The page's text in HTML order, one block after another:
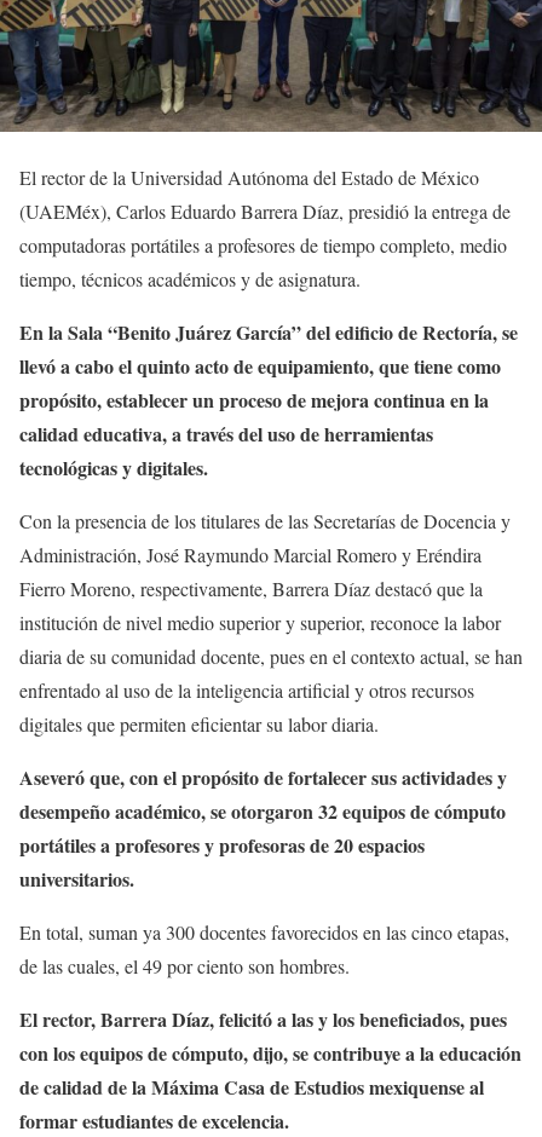
El rector de la Universidad Autónoma del Estado de México
(UAEMéx), Carlos Eduardo Barrera Díaz, presidió la entrega de
computadoras portátiles a profesores de tiempo completo, medio
tiempo, técnicos académicos y de asignatura.
En la Sala “Benito Juárez García” del edificio de Rectoría, se
llevó a cabo el quinto acto de equipamiento, que tiene como
propósito, establecer un proceso de mejora continua en la
calidad educativa, a través del uso de herramientas
tecnológicas y digitales.
Con la presencia de los titulares de las Secretarías de Docencia y
Administración, José Raymundo Marcial Romero y Eréndira
Fierro Moreno, respectivamente, Barrera Díaz destacó que la
institución de nivel medio superior y superior, reconoce la labor
diaria de su comunidad docente, pues en el contexto actual, se han
enfrentado al uso de la inteligencia artificial y otros recursos
digitales que permiten eficientar su labor diaria.
Aseveró que, con el propósito de fortalecer sus actividades y
desempeño académico, se otorgaron 32 equipos de cómputo
portátiles a profesores y profesoras de 20 espacios
universitarios.
En total, suman ya 300 docentes favorecidos en las cinco etapas,
de las cuales, el 49 por ciento son hombres.
El rector, Barrera Díaz, felicitó a las y los beneficiados, pues
con los equipos de cómputo, dijo, se contribuye a la educación
de calidad de la Máxima Casa de Estudios mexiquense al
formar estudiantes de excelencia.